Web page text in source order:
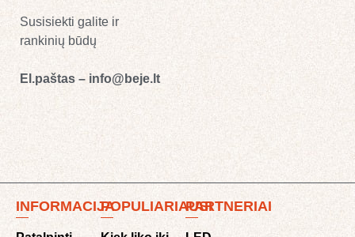
Susisiekti galite ir
rankinių būdų
El.paštas – info@beje.lt
INFORMACIJAPOPULIARIAUSIPARTNERIAI